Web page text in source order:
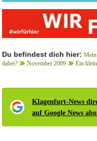
Du befindest dich hier:
dabei?
November 2009 Ein
Klagenfurt-News
auf Google News